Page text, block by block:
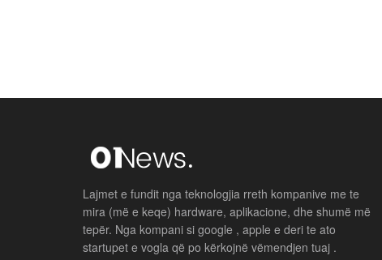
Lajmet e fundit nga teknologjia rreth kompanive me te
mira (më e keqe) hardware, aplikacione, dhe shumë më
tepër. Nga kompani si google , apple e deri te ato
startupet e vogla që po kërkojnë vëmendjen tuaj .